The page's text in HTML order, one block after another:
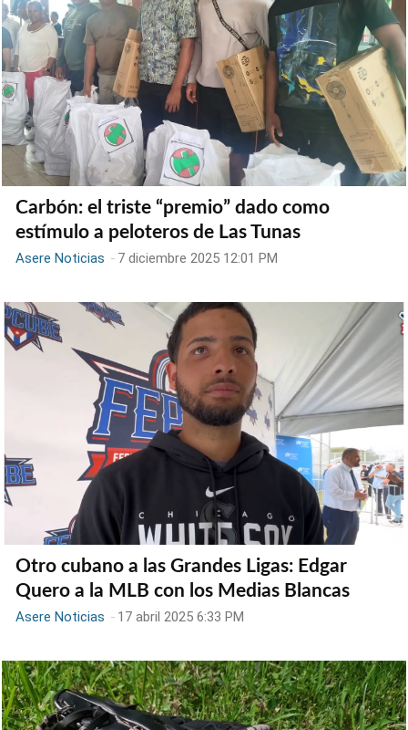
Carbón: el triste “premio” dado como
estímulo a peloteros de Las Tunas
Asere Noticias - 7 diciembre 2025 12:01 PM
Otro cubano a las Grandes Ligas: Edgar
Quero a la MLB con los Medias Blancas
Asere Noticias - 17 abril 2025 6:33 PM